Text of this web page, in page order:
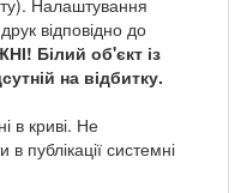
Налаштування
відповідно до
Білий об'єкт із
на відбитку.
в криві. Не
публікації системні